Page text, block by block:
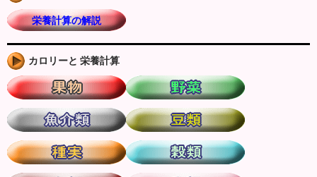
栄養計算の解説
カロリーと 栄養計算